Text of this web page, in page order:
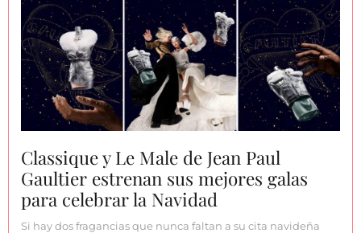
Classique y Le Male de Jean Paul
Gaultier estrenan sus mejores galas
para celebrar la Navidad
Si hay dos fragancias que nunca faltan a su cita navideña